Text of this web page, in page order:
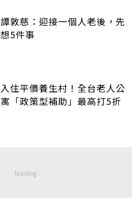
譚敦慈：迎接一個人老後，先
想5件事
入住平價養生村！全台老人公
寓「政策型補助」最高打5折